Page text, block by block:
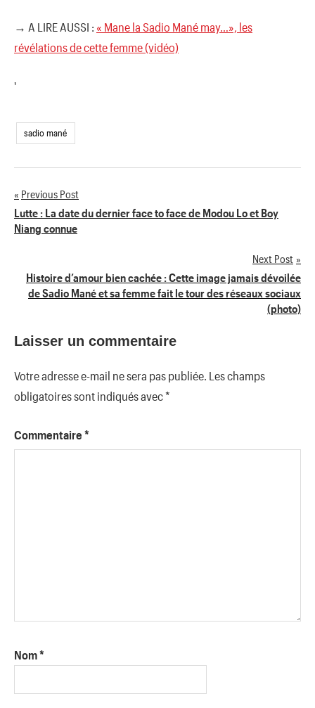
→ A LIRE AUSSI : « Mane la Sadio Mané may…», les
révélations de cette femme (vidéo)
'
sadio mané
Navigation
de
Previous Post
Lutte : La date du dernier face to face de Modou Lo et Boy
Niang connue
Next Post
Histoire d’amour bien cachée : Cette image jamais dévoilée
de Sadio Mané et sa femme fait le tour des réseaux sociaux
(photo)
Laisser un commentaire
Votre adresse e-mail ne sera pas publiée. Les champs
obligatoires sont indiqués avec*
Commentaire *
Nom*